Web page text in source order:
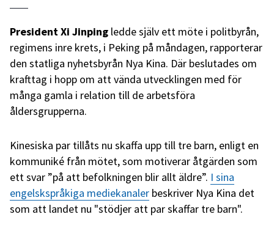
President Xi Jinping ledde själv ett möte i politbyrån,
regimens inre krets, i Peking på måndagen, rapporterar
den statliga nyhetsbyrån Nya Kina. Där beslutades om
krafttag i hopp om att vända utvecklingen med för
många gamla i relation till de arbetsföra
åldersgrupperna.
Kinesiska par tillåts nu skaffa upp till tre barn, enligt en
kommuniké från mötet, som motiverar åtgärden som
ett svar ”på att befolkningen blir allt äldre”. I sina
engelskspråkiga mediekanaler beskriver Nya Kina det
som att landet nu "stödjer att par skaffar tre barn".